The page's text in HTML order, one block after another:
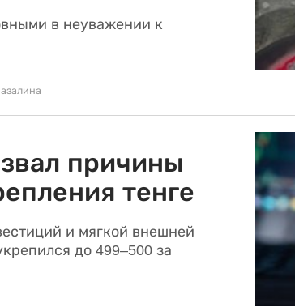
в неуважении к
причины
тенге
и мягкой внешней
до 499–500 за